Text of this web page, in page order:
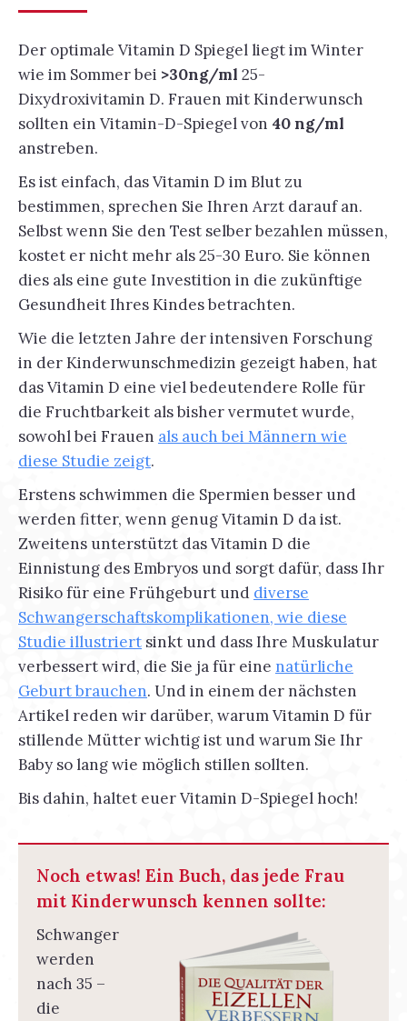
Der optimale Vitamin D Spiegel liegt im Winter
wie im Sommer bei >30ng/ml 25-
Dixydroxivitamin D. Frauen mit Kinderwunsch
sollten ein Vitamin-D-Spiegel von 40 ng/ml
anstreben.
Es ist einfach, das Vitamin D im Blut zu
bestimmen, sprechen Sie Ihren Arzt darauf an.
Selbst wenn Sie den Test selber bezahlen müssen,
kostet er nicht mehr als 25-30 Euro. Sie können
dies als eine gute Investition in die zukünftige
Gesundheit Ihres Kindes betrachten.
Wie die letzten Jahre der intensiven Forschung
in der Kinderwunschmedizin gezeigt haben, hat
das Vitamin D eine viel bedeutendere Rolle für
die Fruchtbarkeit als bisher vermutet wurde,
sowohl bei Frauen als auch bei Männern wie
diese Studie zeigt.
Erstens schwimmen die Spermien besser und
werden fitter, wenn genug Vitamin D da ist.
Zweitens unterstützt das Vitamin D die
Einnistung des Embryos und sorgt dafür, dass Ihr
Risiko für eine Frühgeburt und diverse
Schwangerschaftskomplikationen, wie diese
Studie illustriert sinkt und dass Ihre Muskulatur
verbessert wird, die Sie ja für eine natürliche
Geburt brauchen. Und in einem der nächsten
Artikel reden wir darüber, warum Vitamin D für
stillende Mütter wichtig ist und warum Sie Ihr
Baby so lang wie möglich stillen sollten.
Bis dahin, haltet euer Vitamin D-Spiegel hoch!
Noch etwas! Ein Buch, das jede Frau
mit Kinderwunsch kennen sollte:
Schwanger
werden
nach 35 –
die